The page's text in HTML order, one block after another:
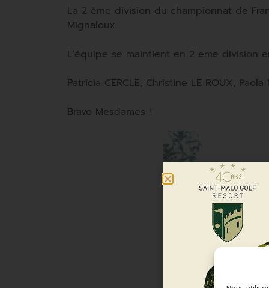
La 2 ème division du championnat de
Mignaloux.
L’équipe se maintient en 2 eme division
Patricia CERCLE, Christine LE ROUX,
Bravo Mesdames !